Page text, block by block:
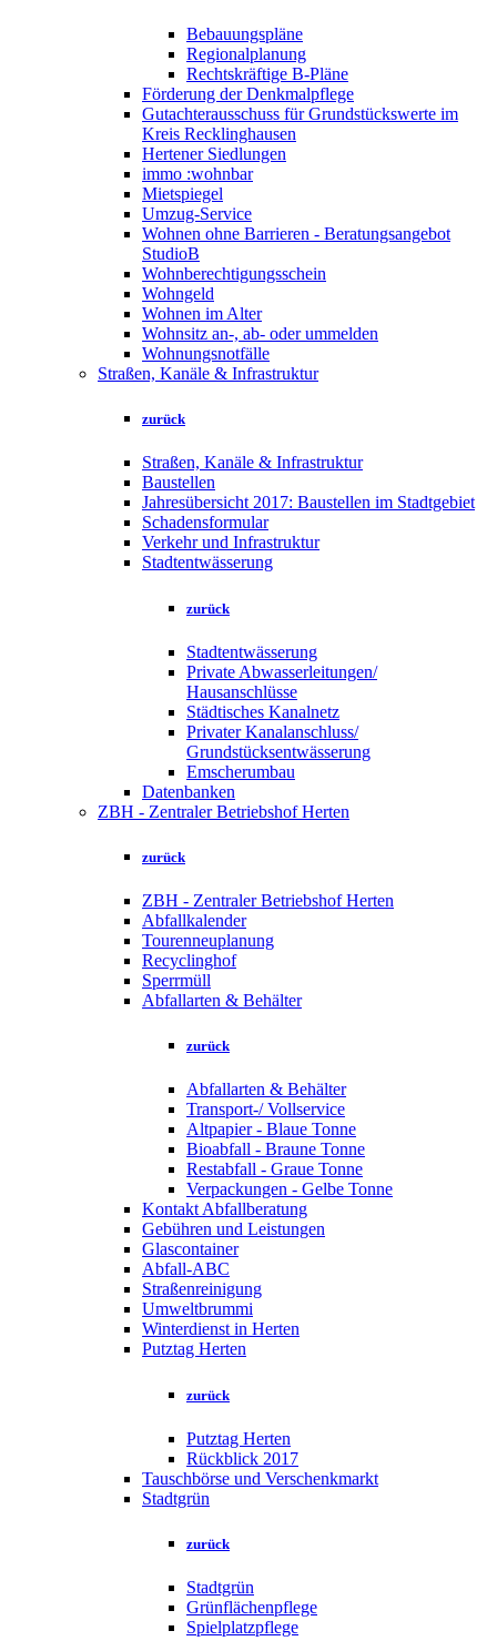
Bebauungspläne
Regionalplanung
Rechtskräftige B-Pläne
Förderung der Denkmalpflege
Gutachterausschuss für Grundstückswerte im
Kreis Recklinghausen
Hertener Siedlungen
immo :wohnbar
Mietspiegel
Umzug-Service
Wohnen ohne Barrieren - Beratungsangebot
StudioB
Wohnberechtigungsschein
Wohngeld
Wohnen im Alter
Wohnsitz an-, ab- oder ummelden
Wohnungsnotfälle
Straßen, Kanäle & Infrastruktur
zurück
Straßen, Kanäle & Infrastruktur
Baustellen
Jahresübersicht 2017: Baustellen im Stadtgebiet
Schadensformular
Verkehr und Infrastruktur
Stadtentwässerung
zurück
Stadtentwässerung
Private Abwasserleitungen/
Hausanschlüsse
Städtisches Kanalnetz
Privater Kanalanschluss/
Grundstücksentwässerung
Emscherumbau
Datenbanken
ZBH - Zentraler Betriebshof Herten
zurück
ZBH - Zentraler Betriebshof Herten
Abfallkalender
Tourenneuplanung
Recyclinghof
Sperrmüll
Abfallarten & Behälter
zurück
Abfallarten & Behälter
Transport-/ Vollservice
Altpapier - Blaue Tonne
Bioabfall - Braune Tonne
Restabfall - Graue Tonne
Verpackungen - Gelbe Tonne
Kontakt Abfallberatung
Gebühren und Leistungen
Glascontainer
Abfall-ABC
Straßenreinigung
Umweltbrummi
Winterdienst in Herten
Putztag Herten
zurück
Putztag Herten
Rückblick 2017
Tauschbörse und Verschenkmarkt
Stadtgrün
zurück
Stadtgrün
Grünflächenpflege
Spielplatzpflege